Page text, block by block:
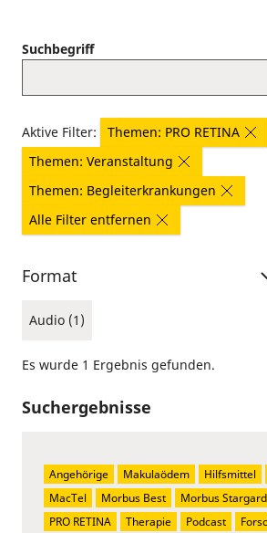
Suchbegriff
Aktive Filter:
Themen: PRO RETINA
Themen: Veranstaltung
Themen: Begleiterkrankungen
Alle Filter entfernen
Format
Audio (1)
Es wurde 1 Ergebnis gefunden.
Suchergebnisse
Angehörige Makulaödem Hilfsmittel
MacTel
Morbus Best Morbus
PRO RETINA
Therapie Podcast